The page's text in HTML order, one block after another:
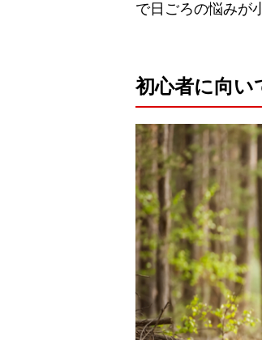
で日ごろの悩みが
初心者に向い